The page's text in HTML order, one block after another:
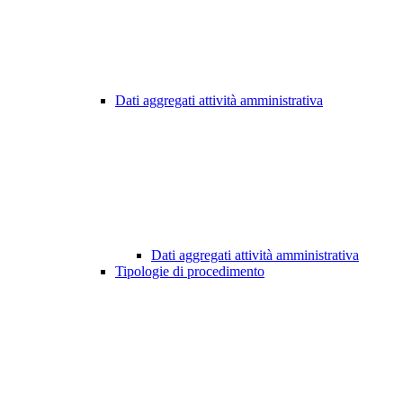
Dati aggregati attività amministrativa
Dati aggregati attività amministrativa
Tipologie di procedimento